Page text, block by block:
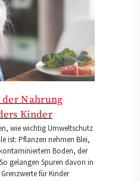
Nahrung
Kinder
wie wichtig Umweltschutz
ist: Pflanzen nehmen Blei,
Boden, der
gelangen Spuren davon in
für Kinder